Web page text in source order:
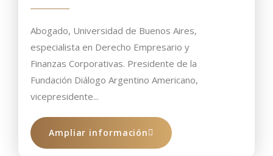
Abogado, Universidad de Buenos Aires,
especialista en Derecho Empresario y
Finanzas Corporativas. Presidente de la
Fundación Diálogo Argentino Americano,
vicepresidente...
Ampliar información